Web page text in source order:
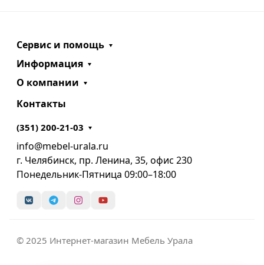
Сервис и помощь
Информация
О компании
Контакты
(351) 200-21-03
info@mebel-urala.ru
г. Челябинск, пр. Ленина, 35, офис 230
Понедельник-Пятница 09:00–18:00
© 2025 Интернет-магазин Мебель Урала